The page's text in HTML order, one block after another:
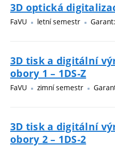
3D optická
FaVU letní semestr Garant:
3D tisk a digitální
obory 1 – 1DS-Z
FaVU zimní semestr
3D tisk a digitální
obory 2 – 1DS-2